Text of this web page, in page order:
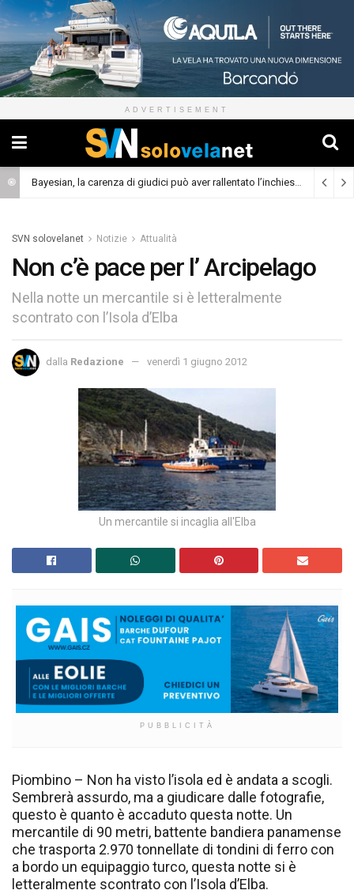
ADVERTISEMENT
Bayesian, la carenza di giudici può aver rallentato l’inchiesta (Cronaca)
SVN solovelanet Notizie Attualità
Non c’è pace per l’ Arcipelago
Nella notte un mercantile si è letteralmente
scontrato con l’Isola d’Elba
dalla Redazione venerdì 1 giugno 2012
Un mercantile si incaglia all'Elba
PUBBLICITÀ
Piombino – Non ha visto l’isola ed è andata a scogli.
Sembrerà assurdo, ma a giudicare dalle fotografie,
questo è quanto è accaduto questa notte. Un
mercantile di 90 metri, battente bandiera panamense
che trasporta 2.970 tonnellate di tondini di ferro con
a bordo un equipaggio turco, questa notte si è
letteralmente scontrato con l’Isola d’Elba.